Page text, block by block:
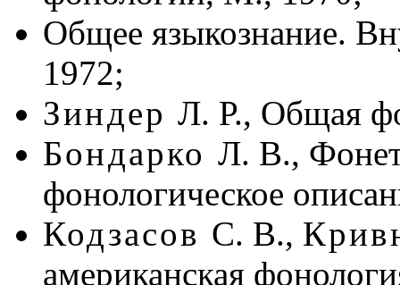
Общее языкознание.
1972;
ЗиндерЛ. Р., Общая
Бондарко Л. В.,
фонологическое
Кодзасов С. В.,
американская